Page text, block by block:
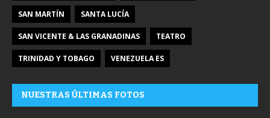
SAN MARTÍN SANTA LUCÍA
SAN VICENTE & LAS GRANADINAS TEATRO
TRINIDAD Y TOBAGO VENEZUELA ES
NUESTRAS ÚLTIMAS FOTOS